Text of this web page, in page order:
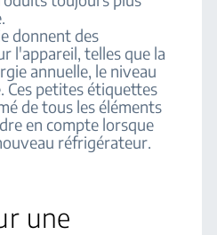
donnent des
l'appareil, telles que la
annuelle, le niveau
Ces petites étiquettes
de tous les éléments
en compte lorsque
réfrigérateur.
une